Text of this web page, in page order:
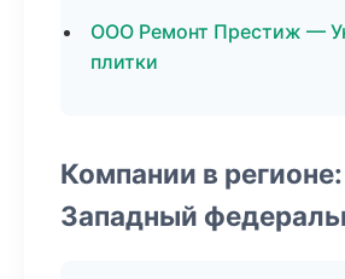
ООО Ремонт Престиж —
плитки
Компании в
Западный